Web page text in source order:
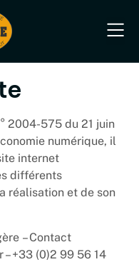
2004-575 du 21 juin
numérique, il
internet
différents
réalisation et de son
– Contact
–+33 (0)2 99 56 14